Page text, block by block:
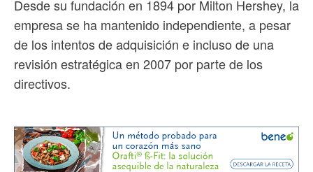
Desde su fundación en 1894 por Milton Hershey, la
empresa se ha mantenido independiente, a pesar
de los intentos de adquisición e incluso de una
revisión estratégica en 2007 por parte de los
directivos.